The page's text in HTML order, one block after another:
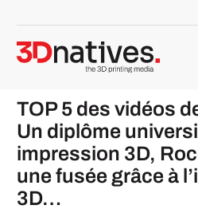
TOP 5 des vidéos
Un diplôme
impression 3D,
une fusée grâce à
3D…